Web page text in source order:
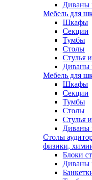
Диваны
Мебель для
Шкафы
Секции
Тумбы
Столы
Стулья
Диваны
Мебель для
Шкафы
Секции
Тумбы
Столы
Стулья
Диваны
Столы
физики,
Блоки
Диваны